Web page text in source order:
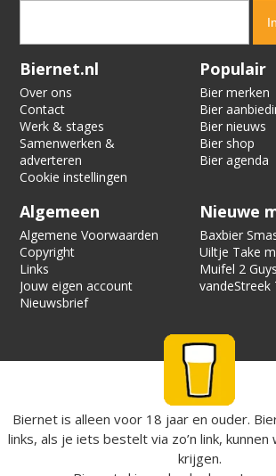
Verification code:
Biernet.nl
Over ons
Contact
Werk & stages
Samenwerken &
adverteren
Cookie instellingen
Populair
Bier merken
Bier
Bier nieuws
Bier shop
Bier agenda
Algemeen
Algemene Voorwaarden
Copyright
Links
Jouw eigen account
Nieuwsbrief
Nieuwe
Baxbier
Strata
Uiltje Take
the Hotel
Muifel 2
vandeStreek
Biernet is alleen voor 18 jaar en ouder.
links, als je iets bestelt via zo’n link,
krijgen.